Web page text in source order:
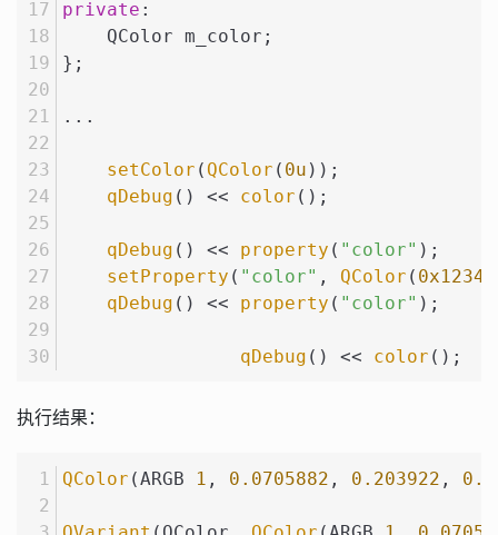
private :
    QColor m_color;
};
...
setColor ( QColor ( 0u ));
qDebug () << color ();
qDebug () << property ( "color" );
setProperty ( "color" , QColor (
qDebug () << property ( "color" );
qDebug () << color ();
执行结果：
QColor (ARGB 1 , 0.0705882 , 0.203922 ,